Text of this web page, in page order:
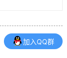
加入QQ群